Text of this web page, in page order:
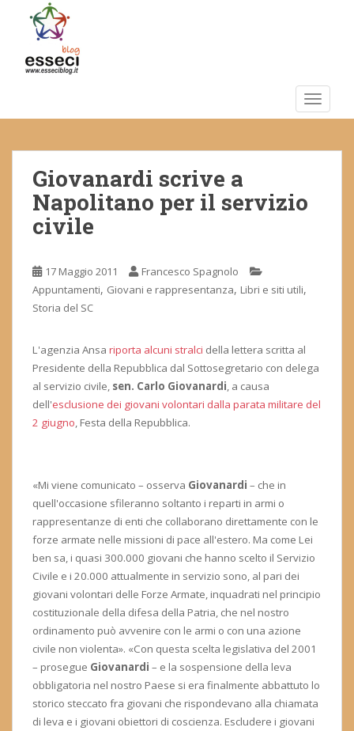
m
Giovanardi scrive a
Napolitano per il servizio
civile
17 Maggio 2011
Francesco Spagnolo
Appuntamenti, Giovani e rappresentanza, Libri e siti utili,
Storia del SC
L'agenzia Ansa riporta alcuni stralci della lettera scritta al
Presidente della Repubblica dal Sottosegretario con delega
al servizio civile, sen. Carlo Giovanardi, a causa
dell'esclusione dei giovani volontari dalla parata militare del
2 giugno, Festa della Repubblica.
«Mi viene comunicato – osserva Giovanardi – che in
quell'occasione sfileranno soltanto i reparti in armi o
rappresentanze di enti che collaborano direttamente con le
forze armate nelle missioni di pace all'estero. Ma come Lei
ben sa, i quasi 300.000 giovani che hanno scelto il Servizio
Civile e i 20.000 attualmente in servizio sono, al pari dei
giovani volontari delle Forze Armate, inquadrati nel principio
costituzionale della difesa della Patria, che nel nostro
ordinamento può avvenire con le armi o con una azione
civile non violenta». «Con questa scelta legislativa del 2001
– prosegue Giovanardi – e la sospensione della leva
obbligatoria nel nostro Paese si era finalmente abbattuto lo
storico steccato fra giovani che rispondevano alla chiamata
di leva e i giovani obiettori di coscienza. Escludere i giovani